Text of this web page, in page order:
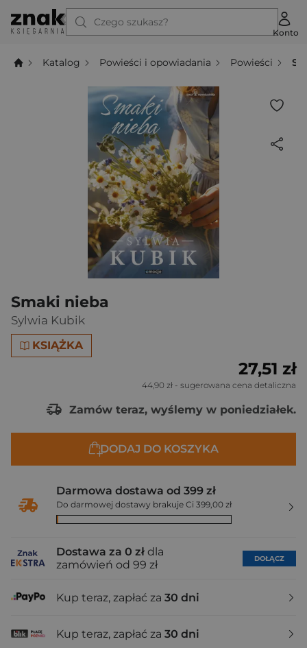
Czego szukasz?
Konto
Katalog Powieści i opowiadania Powieści
Smaki nieba
Sylwia Kubik
KSIĄŻKA
27,51 zł
44,90 zł - sugerowana cena detaliczna
Zamów teraz, wyślemy w poniedziałek.
DODAJ DO KOSZYKA
Darmowa dostawa od 399 zł
Do darmowej dostawy brakuje Ci 399,00 zł
Dostawa za 0 zł dla
zamówień od 99 zł
DOŁĄCZ
Kup teraz, zapłać za 30 dni
Kup teraz, zapłać za 30 dni